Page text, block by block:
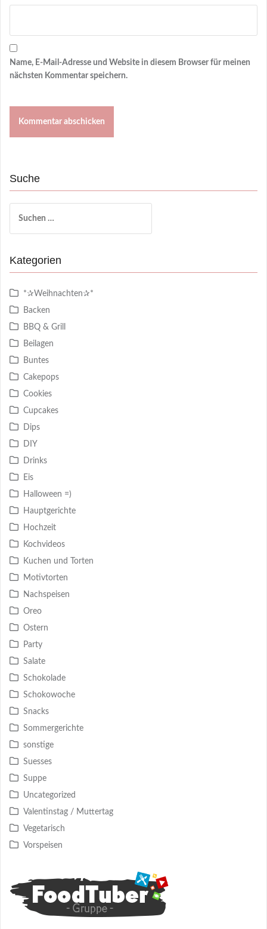
Name, E-Mail-Adresse und Website in diesem Browser für meinen
nächsten Kommentar speichern.
Suche
nach:
Kategorien
*✰Weihnachten✰*
Backen
BBQ & Grill
Beilagen
Buntes
Cakepops
Cookies
Cupcakes
Dips
DIY
Drinks
Eis
Halloween =)
Hauptgerichte
Hochzeit
Kochvideos
Kuchen und Torten
Motivtorten
Nachspeisen
Oreo
Ostern
Party
Salate
Schokolade
Schokowoche
Snacks
Sommergerichte
sonstige
Suesses
Suppe
Uncategorized
Valentinstag / Muttertag
Vegetarisch
Vorspeisen